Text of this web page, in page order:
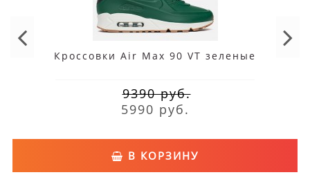
Кроссовки Air Max 90 VT зеленые
9390 руб.
5990 руб.
В КОРЗИНУ